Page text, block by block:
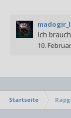
Ich
10. Februar
Startseite